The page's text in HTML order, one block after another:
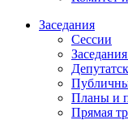
Заседания
Сессии
Планы и
Прямая